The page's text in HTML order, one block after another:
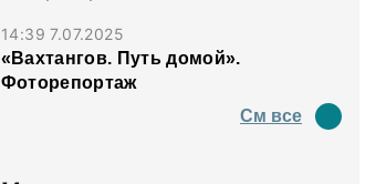
14:39 7.07.2025
«Вахтангов. Путь домой».
Фоторепортаж
См все